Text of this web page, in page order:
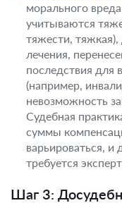
морального
учитываются
тяжести,
лечения,
последствия для
(например,
невозможность
Судебная
суммы
варьироваться, и
требуется
Шаг 3: